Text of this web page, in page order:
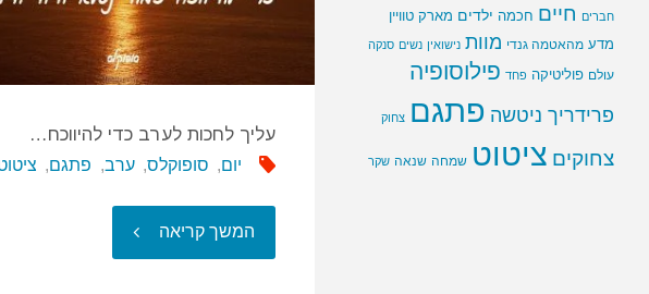
עליך לחכות לערב כדי להיווכח…
יום, סופוקלס, ערב, פתגם,
המשך קריאה"עליך
חברים חיים חכמה ילדים מארק טוויין
מדע מהאטמה גנדי מוות נישואין נשים סנקה
עולם פוליטיקה פחד פילוסופיה
פרידריך ניטשה פתגם צחוק
צחוקים ציטוט שמחה שנאה שקר